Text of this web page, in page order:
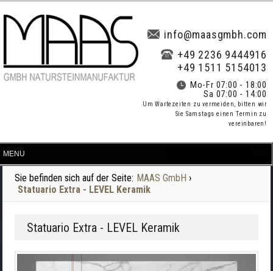
info@maasgmbh.com
+49 2236 9444916
+49 1511 5154013
Mo-Fr 07:00 - 18:00
Sa 07:00 - 14:00
Um Wartezeiten zu vermeiden, bitten wir
Sie Samstags einen Termin zu
vereinbaren!
Sie befinden sich auf der Seite: MAAS GmbH ›
Statuario Extra - LEVEL Keramik
Statuario Extra - LEVEL Keramik